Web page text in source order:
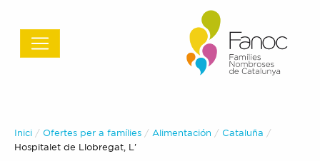
Inici Ofertes per a famílies Alimentación
Cataluña
Actual:
Hospitalet de Llobregat, L'